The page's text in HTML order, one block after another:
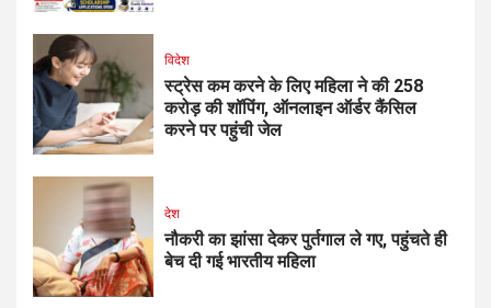
विदेश
स्ट्रेस कम करने के लिए महिला ने की ₹258
करोड़ की शॉपिंग, ऑनलाइन ऑर्डर कैंसिल
करने पर पहुंची जेल
देश
नौकरी का झांसा देकर पुर्तगाल ले गए, पहुंचते ही
बेच दी गई भारतीय महिला